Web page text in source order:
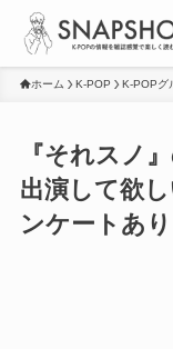
ホーム K-POP K-POPグ
『それスノ
出演して欲
ンケートあり